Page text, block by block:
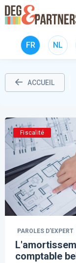
FR NL
ACCUEIL
Fiscalité
PAROLES D’EXPERT
comptable